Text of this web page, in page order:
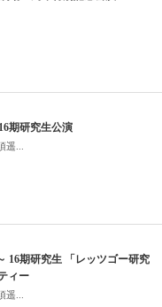
期研究生公演
...
16期研究生 「レッツゴー研究
ィー
...